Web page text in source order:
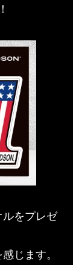
ルをプレゼ
じます。